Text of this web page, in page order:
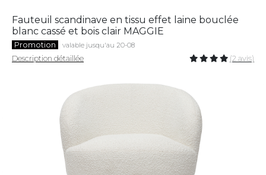
Fauteuil scandinave en tissu effet laine bouclée
blanc cassé et bois clair MAGGIE
Promotion valable jusqu'au 20-08
Description détaillée (2 avis)